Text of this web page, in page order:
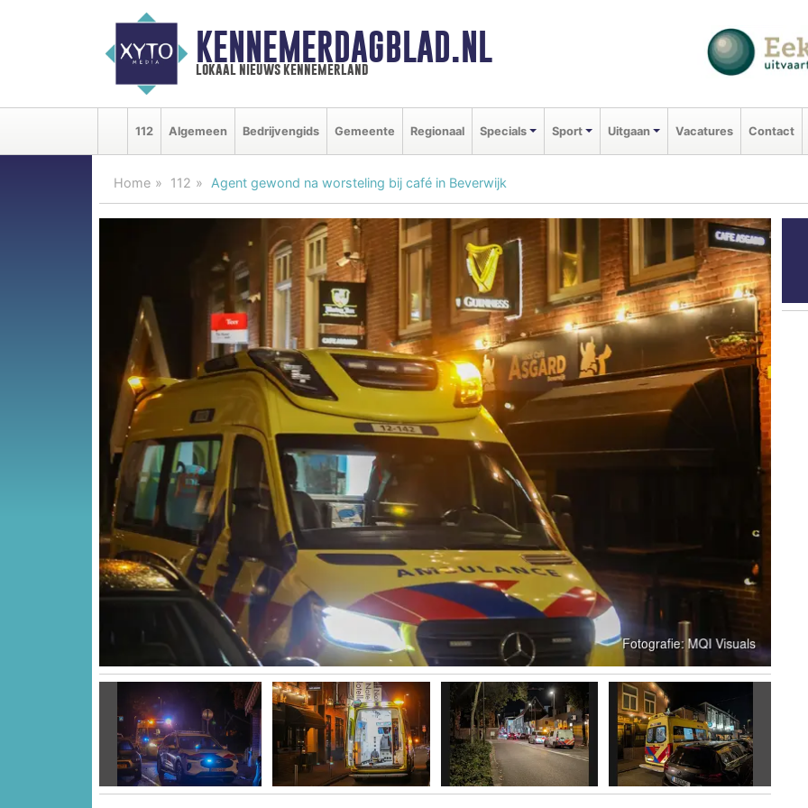
KENNEMERDAGBLAD.NL
lokaal nieuws kennemerland
112 Algemeen Bedrijvengids Gemeente Regionaal Specials Sport Uitgaan Vacatures Contact
Home 112 Agent gewond na worsteling bij café in Beverwijk
Vorige